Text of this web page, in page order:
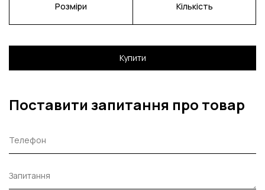
Розміри Кількість
Купити
Поставити запитання про товар